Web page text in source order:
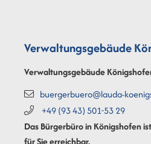
Verwaltungsgebäude
Verwaltungsgebäude
buergerbuero@lauda-
+49 (9343) 501-5329
Das Bürgerbüro in Königshofen